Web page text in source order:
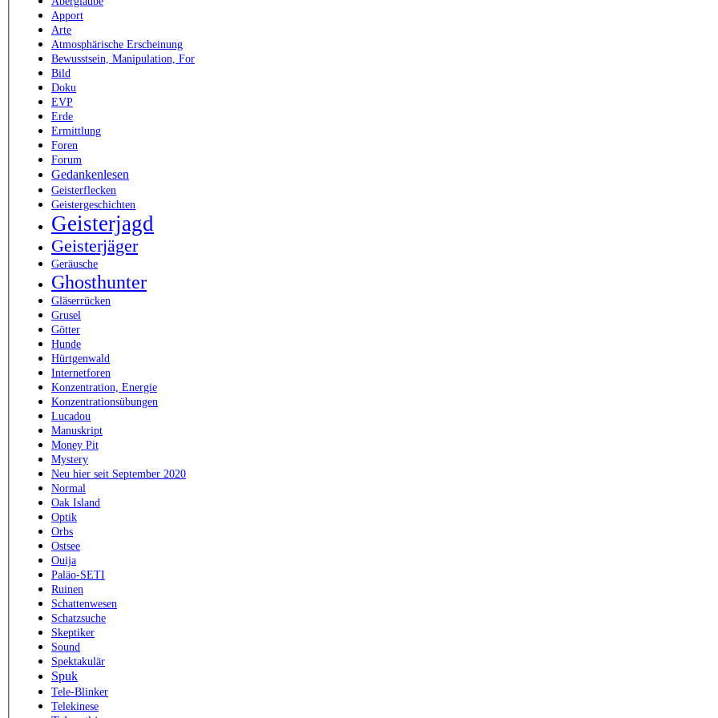
Apport
Arte
Atmosphärische Erscheinung
Bewusstsein, Manipulation, For
Bild
Doku
EVP
Erde
Ermittlung
Foren
Forum
Gedankenlesen
Geisterflecken
Geistergeschichten
Geisterjagd
Geisterjäger
Geräusche
Ghosthunter
Gläserrücken
Grusel
Götter
Hunde
Hürtgenwald
Internetforen
Konzentration, Energie
Konzentrationsübungen
Lucadou
Manuskript
Money Pit
Mystery
Neu hier seit September 2020
Normal
Oak Island
Optik
Orbs
Ostsee
Ouija
Paläo-SETI
Ruinen
Schattenwesen
Schatzsuche
Skeptiker
Sound
Spektakulär
Spuk
Tele-Blinker
Telekinese